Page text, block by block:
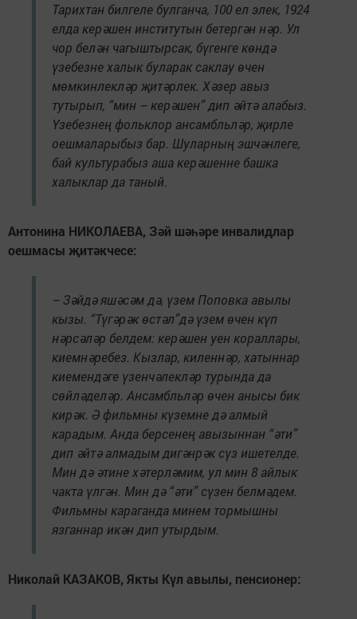
Тарихтан билгеле булганча, 100 ел элек, 1924
елда керәшен институтын бетергән нәр. Ул
чор белән чагыштырсак, бүгенге көндә
үзебезне халык буларак саклау өчен
мөмкинлекләр җитәрлек. Хәзер авыз
тутырып, “мин – керәшен” дип әйтә алабыз.
Үзебезнең фольклор ансамбльләр, җирле
оешмаларыбыз бар. Шуларның эшчәнлеге,
бай культурабыз аша керәшенне башка
халыклар да таный.
Антонина НИКОЛАЕВА, Зәй шәһәре инвалидлар
оешмасы җитәкчесе:
– Зәйдә яшәсәм дә, үзем Поповка авылы
кызы. “Түгәрәк өстәл”дә үзем өчен күп
нәрсәләр белдем: керәшен уен кораллары,
киемнәребез. Кызлар, киленнәр, хатыннар
киемендәге үзенчәлекләр турында да
сөйләделәр. Ансамбльләр өчен анысы бик
кирәк. Ә фильмны күземне дә алмый
карадым. Анда берсенең авызыннан “әти”
дип әйтә алмадым дигәнрәк сүз ишетелде.
Мин дә әтине хәтерләмим, ул мин 8 айлык
чакта үлгән. Мин дә “әти” сүзен белмәдем.
Фильмны караганда минем тормышны
язганнар икән дип утырдым.
Николай КАЗАКОВ, Якты Күл авылы, пенсионер: